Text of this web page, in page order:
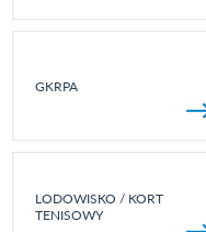
GKRPA
LODOWISKO / KORT
TENISOWY